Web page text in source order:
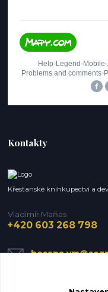
Kontakty
Křesťanské knihkupectví a
Vladimír Maňas
+420 603 268 798